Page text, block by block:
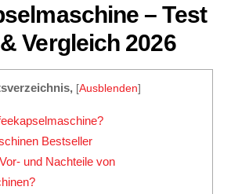
– Test
Vergleich 2026
[Ausblenden]
Bestseller
und Nachteile von